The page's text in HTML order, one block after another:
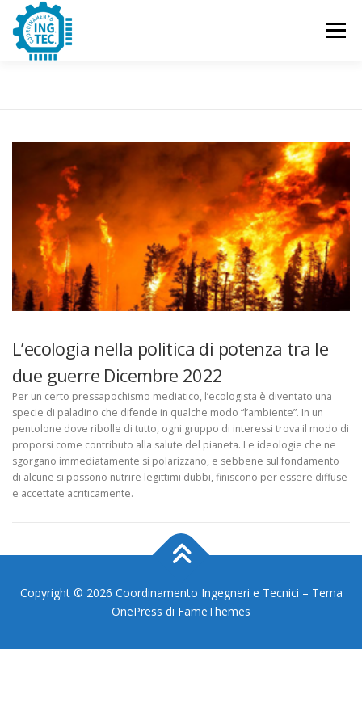
Passa
contenuto
Menu
L’ecologia nella politica di potenza tra le
due guerre Dicembre 2022
Per un certo pressapochismo mediatico, l’ecologista è diventato una
specie di paladino che difende in qualche modo “l’ambiente”. In un
pentolone dove ribolle di tutto, ogni gruppo di interessi trova il modo di
proporsi come contributo alla salute del pianeta. Le ideologie che ne
sgorgano immediatamente si polarizzano, e sebbene sul fondamento
di alcune si possono nutrire legittimi dubbi, finiscono per essere diffuse
e accettate acriticamente.
Copyright © 2026 Coordinamento Ingegneri e Tecnici – Tema
OnePress di FameThemes